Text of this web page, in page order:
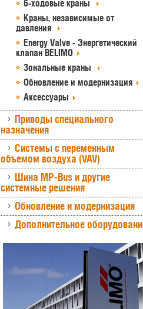
6-ходовые краны
Краны, независимые от
давления
Energy Valve - Энергетический
клапан BELIMO
Зональные краны
Обновление и модернизация
Аксессуары
Приводы специального
назначения
Системы с переменным
объемом воздуха (VAV)
Шина MP-Bus и другие
системные решения
Обновление и модернизация
Дополнительное